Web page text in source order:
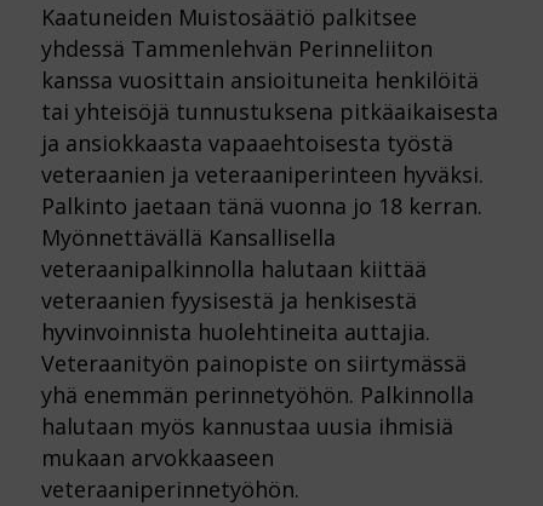
Kaatuneiden Muistosäätiö palkitsee
yhdessä Tammenlehvän Perinneliiton
kanssa vuosittain ansioituneita henkilöitä
tai yhteisöjä tunnustuksena pitkäaikaisesta
ja ansiokkaasta vapaaehtoisesta työstä
veteraanien ja veteraaniperinteen hyväksi.
Palkinto jaetaan tänä vuonna jo 18 kerran.
Myönnettävällä Kansallisella
veteraanipalkinnolla halutaan kiittää
veteraanien fyysisestä ja henkisestä
hyvinvoinnista huolehtineita auttajia.
Veteraanityön painopiste on siirtymässä
yhä enemmän perinnetyöhön. Palkinnolla
halutaan myös kannustaa uusia ihmisiä
mukaan arvokkaaseen
veteraaniperinnetyöhön.